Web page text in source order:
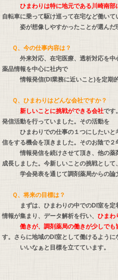
ひまわりは特に地元である川崎南部
自転車に乗って駆け巡って在宅など働いて
姿が想像しやすかったことが選んだ理
Ｑ、今の仕事内容は？
外来対応、在宅医療、透析対応を中
薬品情報を中心に社内で
情報発信(DI業務に近いこと)を定期的
Ｑ、ひまわりはどんな会社ですか？
新しいことに挑戦ができる会社です
発信活動を行っていました。その活動を
ひまわりでの仕事の１つにしたいと
信をする機会を頂きました。そのお陰で２
情報発信を続けさせて頂き、他の薬剤
成長しました。今新しいことの挑戦として、
学会発表を通じて調剤薬局からの論文
Ｑ、将来の目標は？
まずは、ひまわりの中でのDI室を定
情報が集まり、データ解析を行い、ひまわ
働きが、調剤薬局の働きが少しでも
す。さらに地域のDI室として働けるように
いいなぁと目標を立てています。